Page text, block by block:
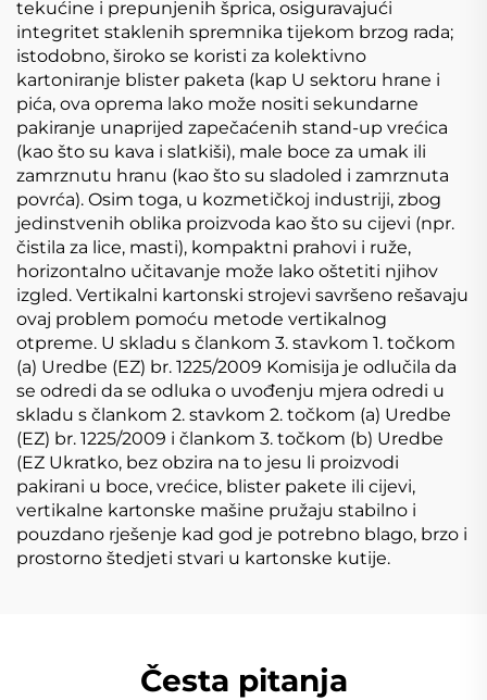
tekućine i prepunjenih šprica, osiguravajući
integritet staklenih spremnika tijekom brzog rada;
istodobno, široko se koristi za kolektivno
kartoniranje blister paketa (kap U sektoru hrane i
pića, ova oprema lako može nositi sekundarne
pakiranje unaprijed zapečaćenih stand-up vrećica
(kao što su kava i slatkiši), male boce za umak ili
zamrznutu hranu (kao što su sladoled i zamrznuta
povrća). Osim toga, u kozmetičkoj industriji, zbog
jedinstvenih oblika proizvoda kao što su cijevi (npr.
čistila za lice, masti), kompaktni prahovi i ruže,
horizontalno učitavanje može lako oštetiti njihov
izgled. Vertikalni kartonski strojevi savršeno rešavaju
ovaj problem pomoću metode vertikalnog
otpreme. U skladu s člankom 3. stavkom 1. točkom
(a) Uredbe (EZ) br. 1225/2009 Komisija je odlučila da
se odredi da se odluka o uvođenju mjera odredi u
skladu s člankom 2. stavkom 2. točkom (a) Uredbe
(EZ) br. 1225/2009 i člankom 3. točkom (b) Uredbe
(EZ Ukratko, bez obzira na to jesu li proizvodi
pakirani u boce, vrećice, blister pakete ili cijevi,
vertikalne kartonske mašine pružaju stabilno i
pouzdano rješenje kad god je potrebno blago, brzo i
prostorno štedjeti stvari u kartonske kutije.
Česta pitanja